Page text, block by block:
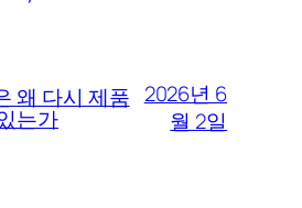
왜 다시 제품
는가
2026년 6
월 2일